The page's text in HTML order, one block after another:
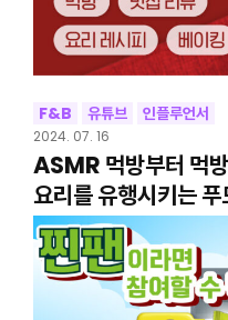
F&B 유튜브 인플루언서
2024. 07. 16
ASMR 먹방부터 먹
요리를 유행시키는